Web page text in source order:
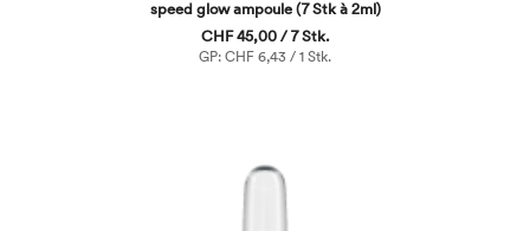
speed glow ampoule (7 Stk à 2ml)
CHF 45,00 / 7 Stk.
GP: CHF 6,43 / 1 Stk.